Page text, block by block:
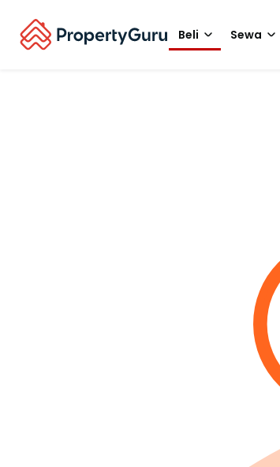
Beli Sewa